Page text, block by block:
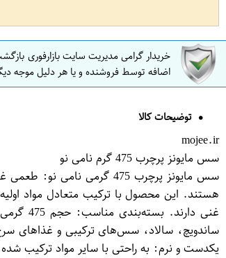
خریدار گرامی مدیریت سایت بازارفوری
اضافه توسط فروشنده و یا هر دلیل موجه
توضیحات کالا
mojee.ir
سس مایونز پرچرب 475 گرم نامی نو
هستند. این محصول با ترکیب متعادل مواد
غنی
ساندویچ، سالاد، سس‌های ترکیبی و غذاهای
یکدست و نرم: به راحتی با سایر مواد ترکیب